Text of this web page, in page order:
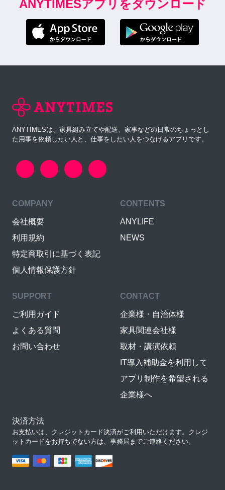
ANYTIMESアプリをダウンロード
ANYTIMESは、家具組み立てや配送、家事などの日常のちょっとし
た用事を依頼したい人と、仕事をしたい人をつなげるアプリです。
COMPANY
会社概要
利用規約
特定商取引に基づく表記
個人情報保護方針
CONTENTS
ANYLIFE
NEWS
SUPPORT
ご利用ガイド
よくある質問
お問い合わせ
CONTACT
企業様・自治体様
家具関連会社様
取材・講演依頼
IT導入補助金を利用して
アプリ制作を希望される
企業様へ
決済方法
お支払いは、クレジットカード決済がご利用いただけます。クレジ
ットカードをお持ちでない方は、事務局までご連絡ください。